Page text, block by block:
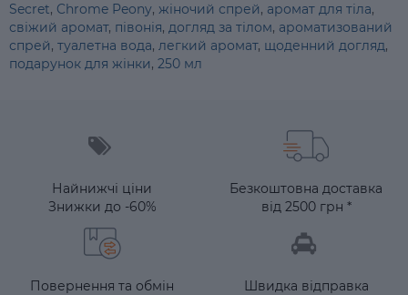
Secret, Chrome Peony, жіночий спрей, аромат для тіла,
свіжий аромат, півонія, догляд за тілом, ароматизований
спрей, туалетна вода, легкий аромат, щоденний догляд,
подарунок для жінки, 250 мл
Найнижчі ціни
Знижки до -60%
Безкоштовна доставка
від 2500 грн *
Повернення та обмін
Швидка відправка